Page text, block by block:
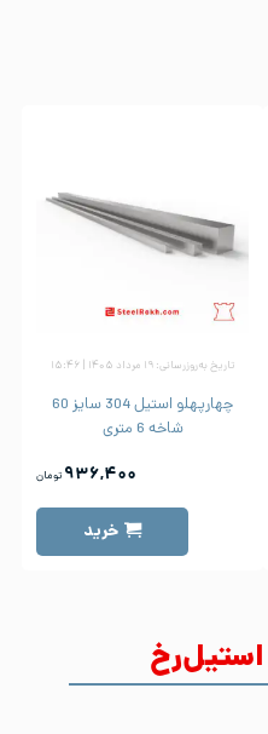
تاریخ به‌روزرسانی: ۱۹ مرداد ۱۴۰۵ | ۱۵:۴۶
چهارپهلو استیل 304 سایز 60
شاخه 6 متری
۹۳۶,۴۰۰ تومان
خرید
استیل‌رخ